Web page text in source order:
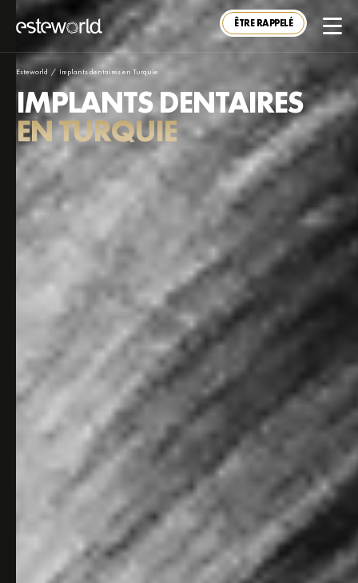
ÊTRE RAPPELÉ
Esteworld / Implants dentaires en Turquie
IMPLANTS DENTAIRES
EN TURQUIE